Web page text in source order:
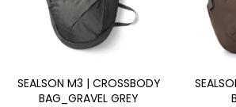
SEALSON M3 | CROSSBODY
BAG_GRAVEL GREY